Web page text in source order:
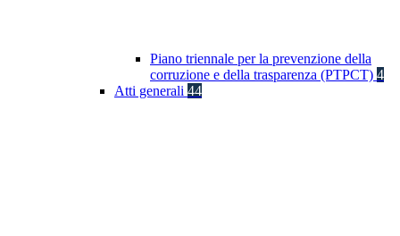
Piano triennale per la prevenzione della
corruzione e della trasparenza (PTPCT) 4
Atti generali 44